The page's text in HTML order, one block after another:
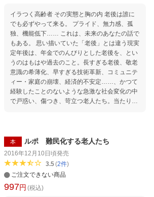
怖いーー暴力のダメージで男性恐怖症に 第4
章 親子関係がきしむーー母子にあらわれる心
身の変調 第5章 二重のトラウマーー子ども時
代の虐待と夫からの暴力 第6章 元夫の支配か
ら抜け出せないーーコントロールで判断力を奪
われる 第7章 子どもを苦しめつづける面前暴
力ーー怒鳴り声でフラッシュバックする 第8
章 被害者支援から見えてくるDV問題の実態
第9章 DV後遺症ーー脳・心・体も影響を受け
る
イラつく高齢者 その実態と胸の内 老後は誰に
でも必ずやって来る。 プライド、無力感、孤
独、機能低下…… これは、未来のあなたの話で
もある。 思い描いていた「老後」とは違う現実
定年後は、年金でのんびりとした老後を、とい
うのはもはや過去のこと。長すぎる老後、敬老
意識の希薄化、早すぎる技術革新、コミュニテ
ィー・家庭の崩壊、経済的不安定……、かつて
経験したことのないような急激な社会変化の中
で戸惑い、傷つき、苛立つ老人たち。当たり前
センセーショナルに取り上げられる、彼らの本
当の胸の内とは。その被害と実情を、被害者、
専門家、高齢者への丹念な取材から読み解く。
【目次】 はじめに 第一章 従業員を悩ますシ
ルバークレーマーたち --なぜ、高齢者の客は
イラついているのかーー 第二章 ネットに呑み
本 ルポ 難民化する老人たち
2016年12月10日頃発売
3.5(2件)
ご注文できない商品
997円 (税込)